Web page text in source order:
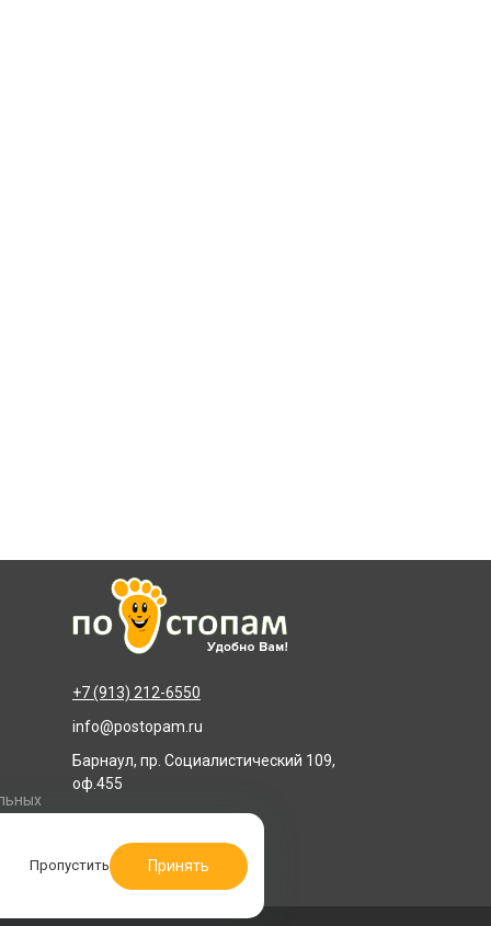
+7 (913) 212-6550
info@postopam.ru
Барнаул, пр. Социалистический 109,
оф.455
Пропустить Принять